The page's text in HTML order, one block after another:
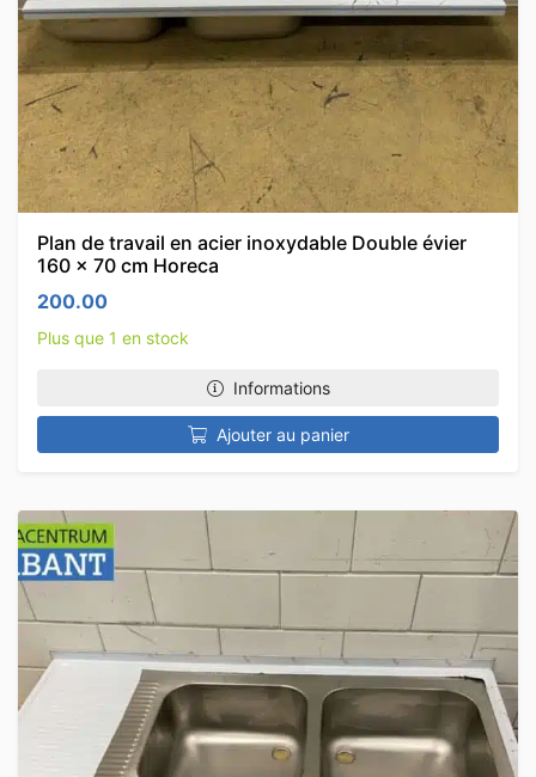
Plan de travail en acier inoxydable Double évier
160 x 70 cm Horeca
200.00
Plus que 1 en stock
Informations
Ajouter au panier